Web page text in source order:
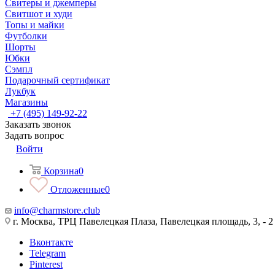
Свитеры и джемперы
Свитшот и худи
Топы и майки
Футболки
Шорты
Юбки
Сэмпл
Подарочный сертификат
Лукбук
Магазины
+7 (495) 149-92-22
Заказать звонок
Задать вопрос
Войти
Корзина0
Отложенные0
info@charmstore.club
г. Москва, ТРЦ Павелецкая Плаза, Павелецкая площадь, 3, - 2
Вконтакте
Telegram
Pinterest